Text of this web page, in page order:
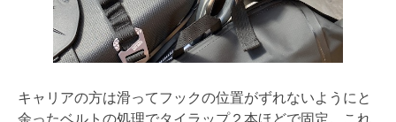
キャリアの方は滑ってフックの位置がずれないようにと
余ったベルトの処理でタイラップ２本ほどで固定。これ